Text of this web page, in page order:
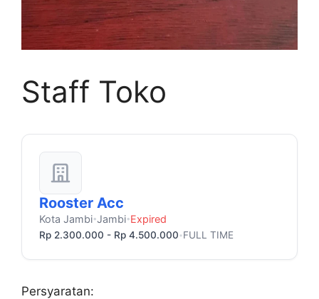
Staff Toko
Rooster Acc
Kota Jambi•Jambi•Expired
Rp 2.300.000 - Rp 4.500.000 •FULL TIME
Persyaratan: